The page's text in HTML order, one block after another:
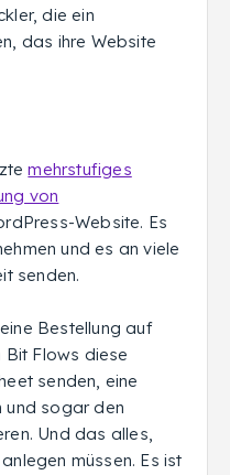
die ein
das ihre Website
mehrstufiges
von
Website. Es
und es an viele
senden.
Bestellung auf
Flows diese
senden, eine
und sogar den
Und das alles,
müssen. Es ist